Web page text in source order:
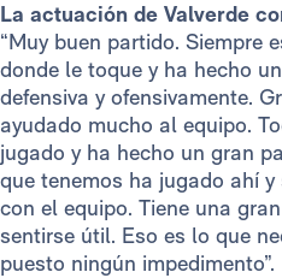
La actuación de Valverde
“Muy buen partido. Siempre
donde le toque y ha hecho
defensiva y ofensivamente.
ayudado mucho al equipo.
jugado y ha hecho un gran
que tenemos ha jugado ahí
con el equipo. Tiene una
sentirse útil. Eso es lo que
puesto ningún impedimento”.